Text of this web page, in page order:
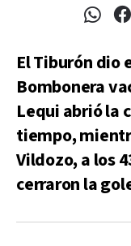
El Tiburón dio
Bombonera
Lequi abrió la
tiempo,
Vildozo, a los
cerraron la